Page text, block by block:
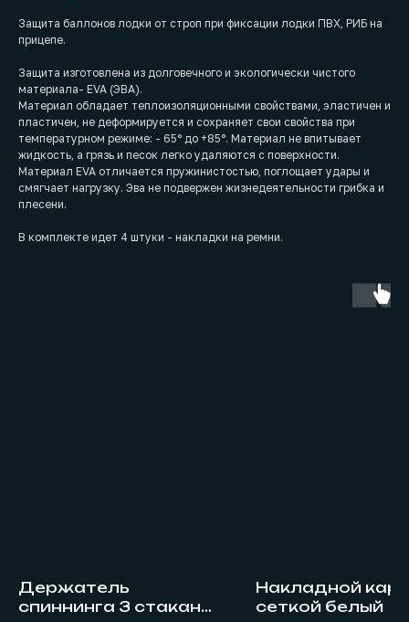
Защита баллонов лодки от строп при фиксации лодки ПВХ, РИБ на
прицепе.
Защита изготовлена из долговечного и экологически чистого
материала- EVA (ЭВА).
Материал обладает теплоизоляционными свойствами, эластичен и
пластичен, не деформируется и сохраняет свои свойства при
температурном режиме: - 65° до +85°. Материал не впитывает
жидкость, а грязь и песок легко удаляются с поверхности.
Материал EVA отличается пружинистостью, поглощает удары и
смягчает нагрузку. Эва не подвержен жизнедеятельности грибка и
плесени.
В комплекте идет 4 штуки - накладки на ремни.
Держатель
спиннинга 3 стакана,
Накладной
сеткой белый